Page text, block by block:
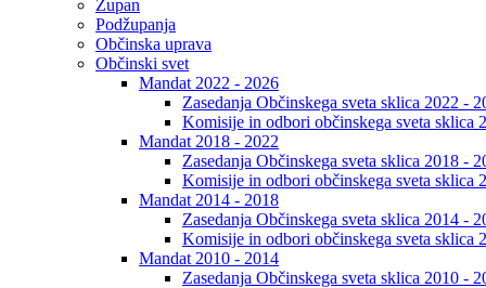
Župan
Podžupanja
Občinska uprava
Občinski svet
Mandat 2022 - 2026
Zasedanja Občinskega sveta sklica 2022 -
Komisije in odbori občinskega sveta sklica
Mandat 2018 - 2022
Zasedanja Občinskega sveta sklica 2018 -
Komisije in odbori občinskega sveta sklica
Mandat 2014 - 2018
Zasedanja Občinskega sveta sklica 2014 -
Komisije in odbori občinskega sveta sklica
Mandat 2010 - 2014
Zasedanja Občinskega sveta sklica 2010 -